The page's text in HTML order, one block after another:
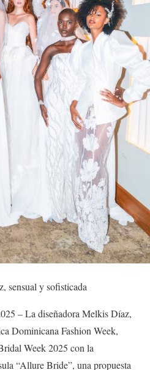
sensual y sofisticada
– La diseñadora Melkis Díaz,
Dominicana Fashion Week,
Week 2025 con la
“Allure Bride”, una propuesta